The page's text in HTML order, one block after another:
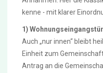
kenne - mit klarer
1)
Auch „nur innen“ bleibt
Einheit zum
Antrag an die